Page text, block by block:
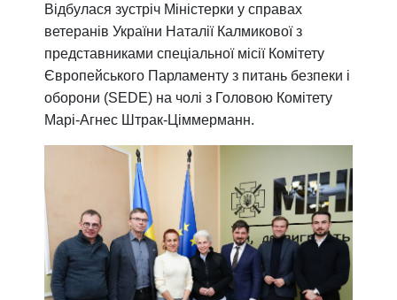
Відбулася зустріч Міністерки у справах
ветеранів України Наталії Калмикової з
представниками спеціальної місії Комітету
Європейського Парламенту з питань безпеки і
оборони (SEDE) на чолі з Головою Комітету
Марі-Агнес Штрак-Ціммерманн.